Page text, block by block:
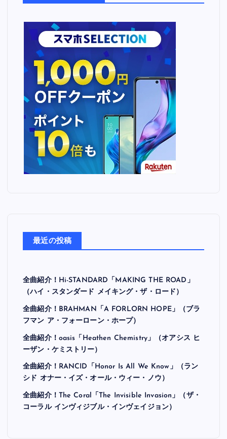
最近の投稿
全曲紹介！Hi-STANDARD「MAKING THE ROAD」
（ハイ・スタンダード メイキング・ザ・ロード）
全曲紹介！BRAHMAN「A FORLORN HOPE」（ブラ
フマン ア・フォーローン・ホープ）
全曲紹介！oasis「Heathen Chemistry」（オアシス ヒ
ーザン・ケミストリー）
全曲紹介！RANCID「Honor Is All We Know」（ラン
シド オナー・イズ・オール・ウィー・ノウ）
全曲紹介！The Coral「The Invisible Invasion」（ザ・
コーラル インヴィジブル・インヴェイジョン）